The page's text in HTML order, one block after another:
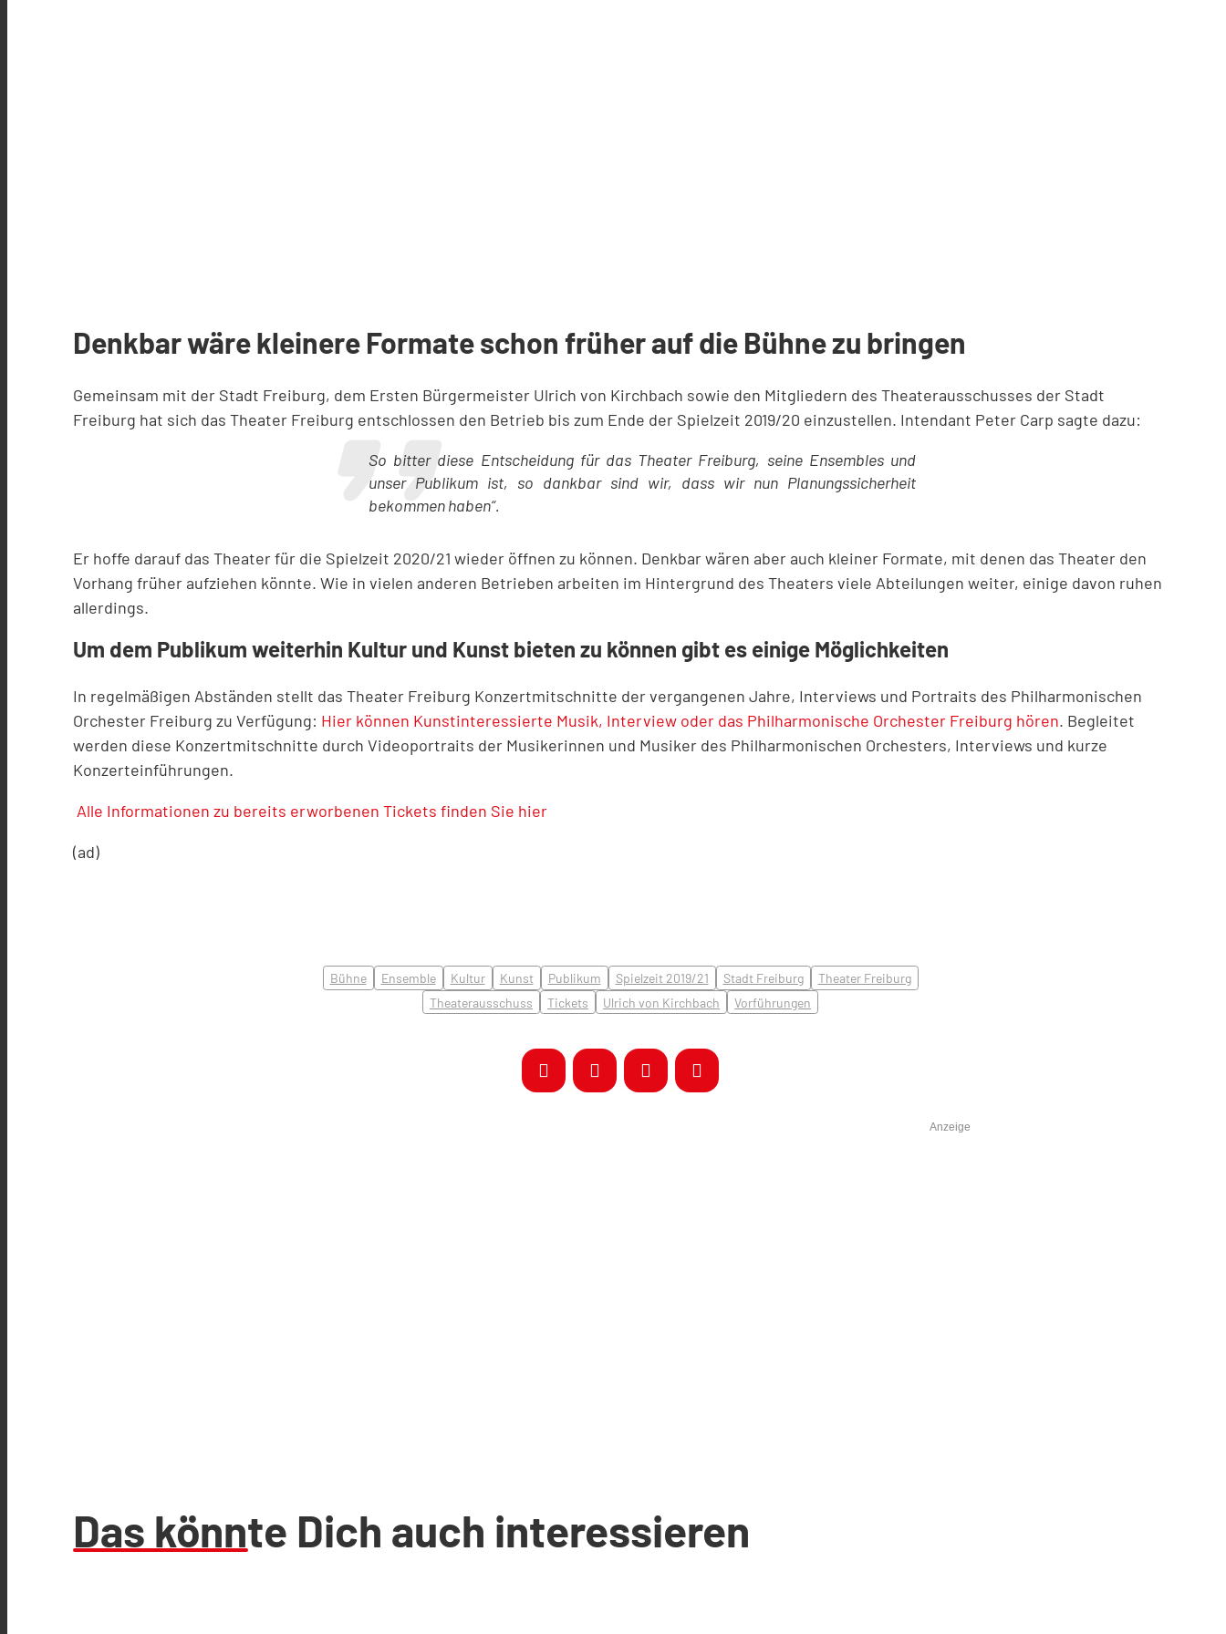
Denkbar wäre kleinere Formate schon früher auf die Bühne zu bringen
Gemeinsam mit der Stadt Freiburg, dem Ersten Bürgermeister Ulrich von Kirchbach sowie den Mitgliedern des Theaterausschusses der Stadt
Freiburg hat sich das Theater Freiburg entschlossen den Betrieb bis zum Ende der Spielzeit 2019/20 einzustellen. Intendant Peter Carp sagte dazu:
So bitter diese Entscheidung für das Theater Freiburg, seine Ensembles und
unser Publikum ist, so dankbar sind wir, dass wir nun Planungssicherheit
bekommen haben“.
Er hoffe darauf das Theater für die Spielzeit 2020/21 wieder öffnen zu können. Denkbar wären aber auch kleiner Formate, mit denen das Theater den
Vorhang früher aufziehen könnte. Wie in vielen anderen Betrieben arbeiten im Hintergrund des Theaters viele Abteilungen weiter, einige davon ruhen
allerdings.
Um dem Publikum weiterhin Kultur und Kunst bieten zu können gibt es einige Möglichkeiten
In regelmäßigen Abständen stellt das Theater Freiburg Konzertmitschnitte der vergangenen Jahre, Interviews und Portraits des Philharmonischen
Orchester Freiburg zu Verfügung: Hier können Kunstinteressierte Musik, Interview oder das Philharmonische Orchester Freiburg hören. Begleitet
werden diese Konzertmitschnitte durch Videoportraits der Musikerinnen und Musiker des Philharmonischen Orchesters, Interviews und kurze
Konzerteinführungen.
Alle Informationen zu bereits erworbenen Tickets finden Sie hier
(ad)
Bühne Ensemble Kultur Kunst Publikum Spielzeit 2019/21 Stadt Freiburg
Theater Freiburg
Theaterausschuss
Tickets Ulrich von Kirchbach Vorführungen
Anzeige
Das könnte Dich auch interessieren